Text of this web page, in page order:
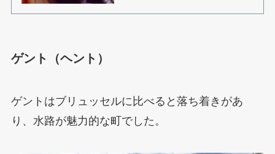
ゲント（ヘント）
ゲントはブリュッセルに比べると落ち着きがあ
り、水路が魅力的な町でした。